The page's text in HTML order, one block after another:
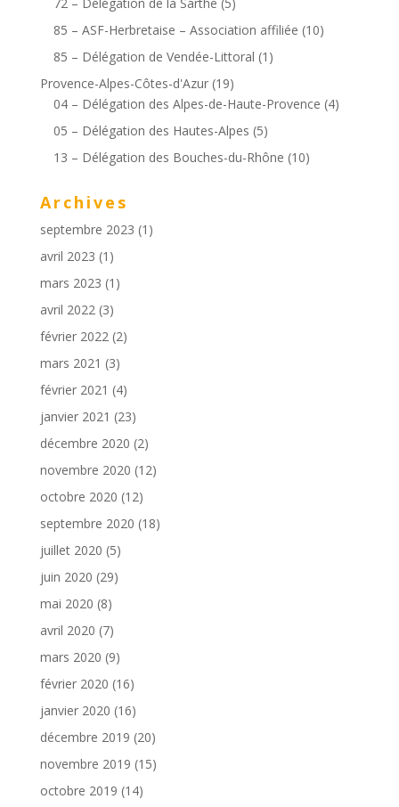
85 – ASF-Herbretaise – Association affiliée (10)
85 – Délégation de Vendée-Littoral (1)
Provence-Alpes-Côtes-d'Azur(19)
04 – Délégation des Alpes-de-Haute-Provence (4)
05 – Délégation des Hautes-Alpes (5)
13 – Délégation des Bouches-du-Rhône (10)
Archives
septembre 2023 (1)
avril 2023 (1)
mars 2023 (1)
avril 2022 (3)
février 2022 (2)
mars 2021 (3)
février 2021 (4)
janvier 2021 (23)
décembre 2020 (2)
novembre 2020 (12)
octobre 2020 (12)
septembre 2020 (18)
juillet 2020 (5)
juin 2020 (29)
mai 2020 (8)
avril 2020 (7)
mars 2020 (9)
février 2020 (16)
janvier 2020 (16)
décembre 2019 (20)
novembre 2019 (15)
octobre 2019 (14)